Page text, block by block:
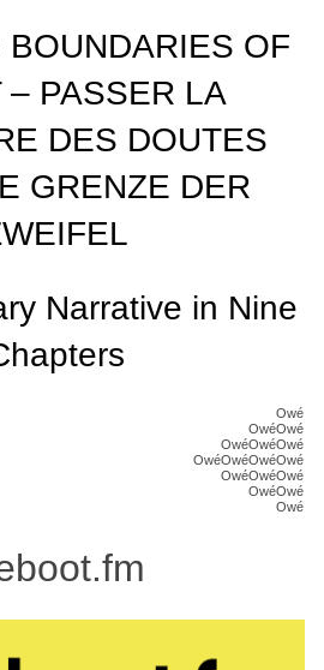
BOUNDARIES OF
– PASSER LA
DES DOUTES
GRENZE DER
Narrative in Nine
Owé
OwéOwé
OwéOwéOwé
OwéOwéOwéOwé
OwéOwéOwé
OwéOwé
Owé